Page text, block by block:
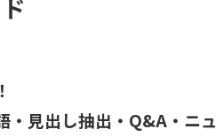
・見出し抽出・Q&A・ニュ